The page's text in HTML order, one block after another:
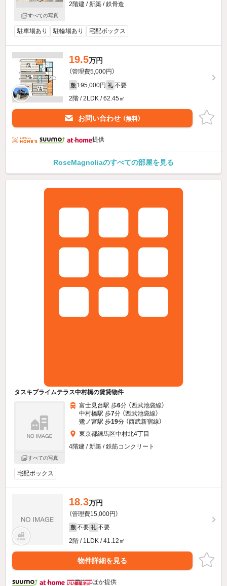
すべての写真
2階建 / 新築 / 鉄骨造
駐車場あり 駐輪場あり 宅配ボックス
19.5万円
（管理費5,000円）
敷 195,000円 礼 不要
2階 / 2LDK / 62.45㎡
お問い合わせ （無料）
提供
RoseMagnoliaのすべての部屋を見る
タスキプライムテラス中村橋の賃貸物件
すべての写真
富士見台駅 歩6分 （西武池袋線）
中村橋駅 歩7分 （西武池袋線）
鷺ノ宮駅 歩19分 （西武新宿線）
東京都練馬区中村北4丁目
4階建 / 新築 / 鉄筋コンクリート
宅配ボックス
18.3万円
（管理費15,000円）
敷 不要 礼 不要
2階 / 1LDK / 41.12㎡
物件詳細を見る
ほか提供